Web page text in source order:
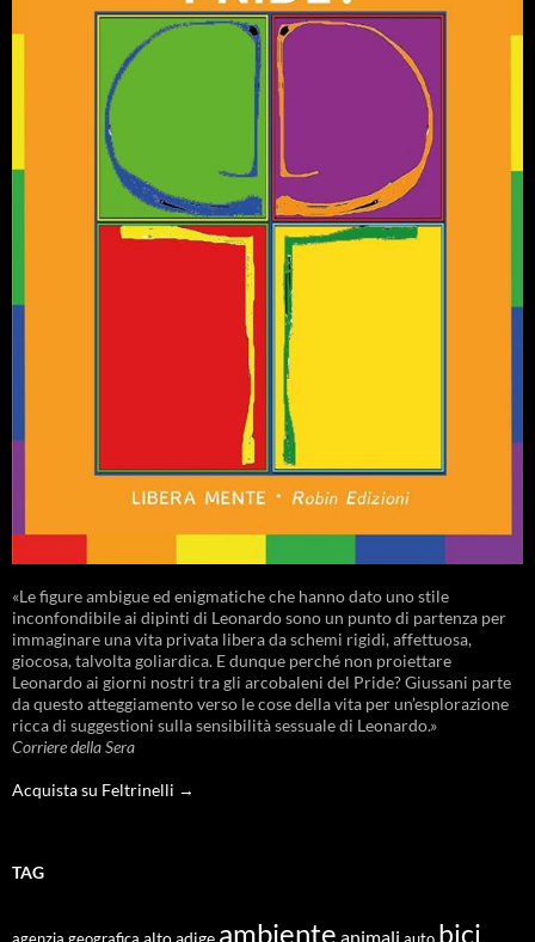
«Le figure ambigue ed enigmatiche che hanno dato uno stile
inconfondibile ai dipinti di Leonardo sono un punto di partenza per
immaginare una vita privata libera da schemi rigidi, affettuosa,
giocosa, talvolta goliardica. E dunque perché non proiettare
Leonardo ai giorni nostri tra gli arcobaleni del Pride? Giussani parte
da questo atteggiamento verso le cose della vita per un’esplorazione
ricca di suggestioni sulla sensibilità sessuale di Leonardo.»
Corriere della Sera
Acquista su Feltrinelli →
TAG
alto adige ambiente animali bici